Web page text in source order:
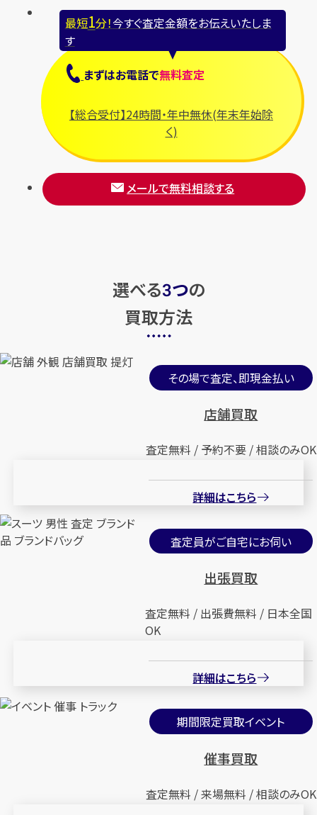
最短1分！今すぐ査定金額をお伝えいたしま
す
まずはお電話で無料査定
【総合受付】24時間・年中無休(年末年始除
く)
メールで無料相談する
選べる3つの
買取方法
その場で査定、即現金払い
店舗買取
査定無料 / 予約不要 / 相談のみOK
詳細はこちら
査定員がご自宅にお伺い
出張買取
査定無料 / 出張費無料 / 日本全国
OK
詳細はこちら
期間限定買取イベント
催事買取
査定無料 / 来場無料 / 相談のみOK